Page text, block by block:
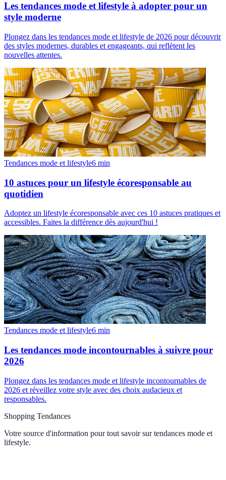
Les tendances mode et lifestyle à adopter pour un
style moderne
Plongez dans les tendances mode et lifestyle de 2026 pour découvrir
des styles modernes, durables et engageants, qui reflètent les
nouvelles attentes.
Tendances mode et lifestyle6 min
10 astuces pour un lifestyle écoresponsable au
quotidien
Adoptez un lifestyle écoresponsable avec ces 10 astuces pratiques et
accessibles. Faites la différence dès aujourd'hui !
Tendances mode et lifestyle6 min
Les tendances mode incontournables à suivre pour
2026
Plongez dans les tendances mode et lifestyle incontournables de
2026 et réveillez votre style avec des choix audacieux et
responsables.
Shopping Tendances
Votre source d'information pour tout savoir sur tendances mode et
lifestyle.